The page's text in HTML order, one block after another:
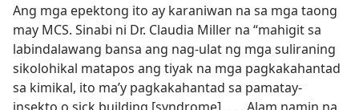
Ang mga epektong ito ay karaniwan na sa mga taong
may MCS. Sinabi ni Dr. Claudia Miller na “mahigit sa
labindalawang bansa ang nag-ulat ng mga suliraning
sikolohikal matapos ang tiyak na mga pagkakahantad
sa kimikal, ito ma’y pagkakahantad sa pamatay-